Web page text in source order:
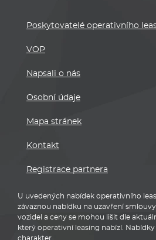
Poskytovatelé operativního
VOP
Napsali o nás
Osobní údaje
Mapa stránek
Kontakt
Registrace partnera
U uvedených nabídek operativního
závaznou nabídku na uzavření
vozidel a ceny se mohou lišit dle
který operativní leasing nabízí.
charakter.